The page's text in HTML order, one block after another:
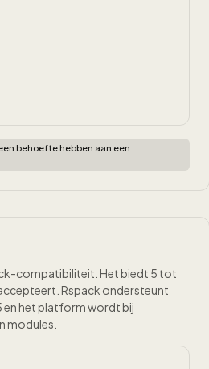
behoefte hebben aan een
compatibiliteit. Het biedt 5 tot
Rspack ondersteunt
en het platform wordt bij
modules.